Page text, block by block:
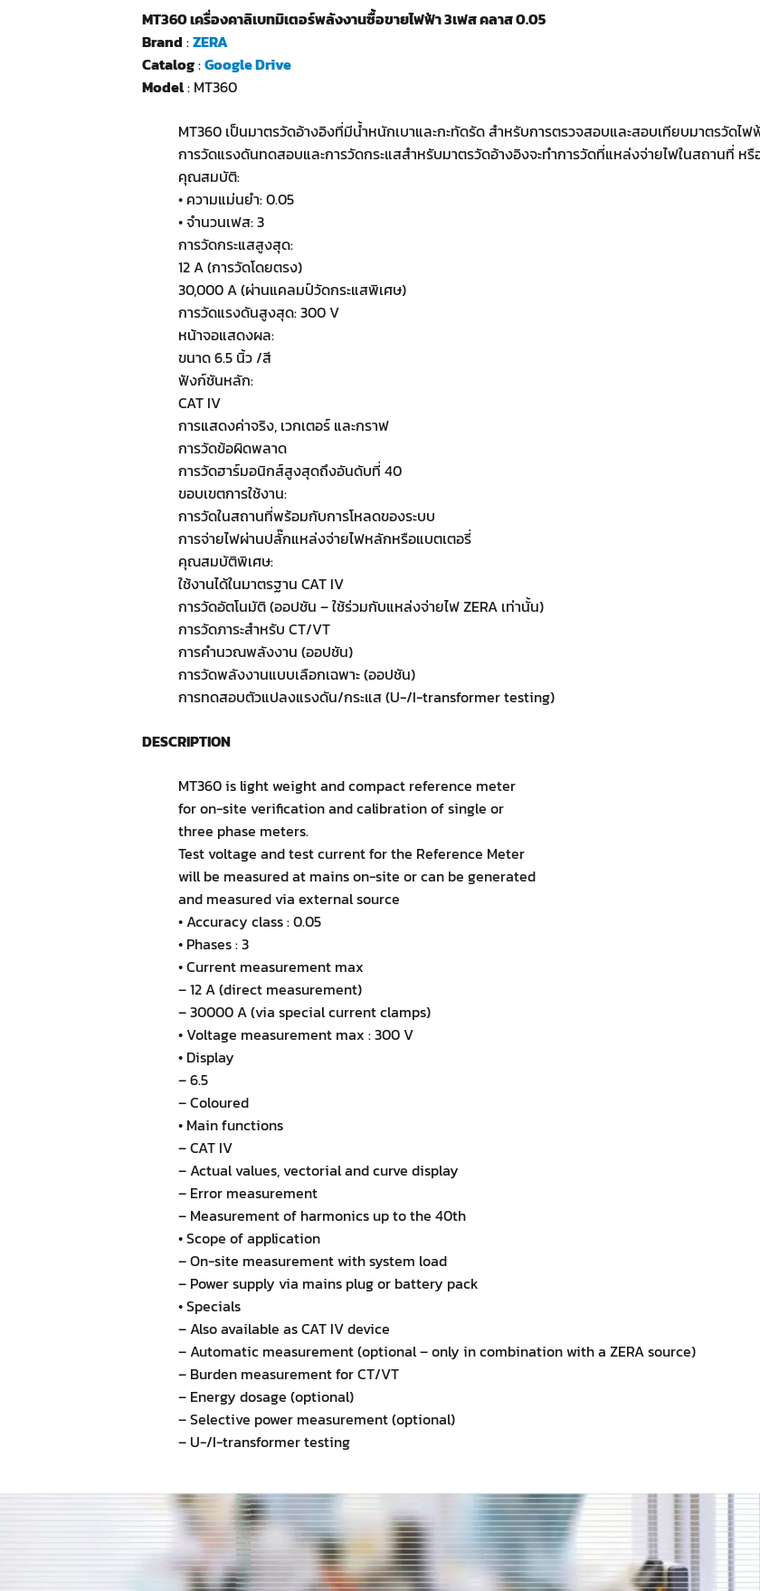
MT360 เครื่องคาลิเบทมิเตอร์พลังงานซื้อขายไฟฟ้า 3เฟส คลาส 0.05
Brand :ZERA
Catalog:Google Drive
Model: MT360
MT360 เป็นมาตรวัดอ้างอิงที่มีน้ำหนักเบาและกะทัดรัด สำหรับการตรวจสอบและสอบเทียบมาตรวัด
การวัดแรงดันทดสอบและการวัดกระแสสำหรับมาตรวัดอ้างอิงจะทำการวัดที่แหล่งจ่ายไฟในสถานที่ ห
คุณสมบัติ:
• ความแม่นยำ: 0.05
• จำนวนเฟส: 3
การวัดกระแสสูงสุด:
12 A (การวัดโดยตรง)
30,000 A (ผ่านแคลมป์วัดกระแสพิเศษ)
การวัดแรงดันสูงสุด: 300 V
หน้าจอแสดงผล:
ขนาด 6.5 นิ้ว /สี
ฟังก์ชันหลัก:
CAT IV
การแสดงค่าจริง, เวกเตอร์ และกราฟ
การวัดข้อผิดพลาด
การวัดฮาร์มอนิกส์สูงสุดถึงอันดับที่ 40
ขอบเขตการใช้งาน:
การวัดในสถานที่พร้อมกับการโหลดของระบบ
การจ่ายไฟผ่านปลั๊กแหล่งจ่ายไฟหลักหรือแบตเตอรี่
คุณสมบัติพิเศษ:
ใช้งานได้ในมาตรฐาน CAT IV
การวัดอัตโนมัติ (ออปชัน – ใช้ร่วมกับแหล่งจ่ายไฟ ZERA เท่านั้น)
การวัดภาระสำหรับ CT/VT
การคำนวณพลังงาน (ออปชัน)
การวัดพลังงานแบบเลือกเฉพาะ (ออปชัน)
การทดสอบตัวแปลงแรงดัน/กระแส (U-/I-transformer testing)
DESCRIPTION
MT360 is light weight and compact reference meter
for on-site verification and calibration of single or
three phase meters.
Test voltage and test current for the Reference Meter
will be measured at mains on-site or can be generated
and measured via external source
• Accuracy class : 0.05
• Phases : 3
• Current measurement max
– 12 A (direct measurement)
– 30000 A (via special current clamps)
• Voltage measurement max : 300 V
• Display
– 6.5
– Coloured
• Main functions
– CAT IV
– Actual values, vectorial and curve display
– Error measurement
– Measurement of harmonics up to the 40th
• Scope of application
– On-site measurement with system load
– Power supply via mains plug or battery pack
• Specials
– Also available as CAT IV device
– Automatic measurement (optional – only in combination with a ZERA source)
– Burden measurement for CT/VT
– Energy dosage (optional)
– Selective power measurement (optional)
– U-/I-transformer testing